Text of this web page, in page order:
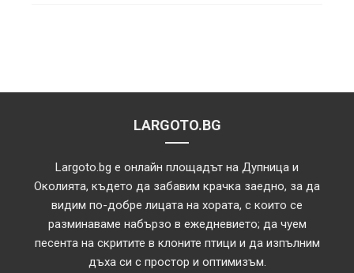
LARGOTO.BG
Largoto.bg е онлайн площадът на Дупница и
Околията, където да забавим крачка заедно, за да
видим по-добре лицата на хората, с които се
разминаваме набързо в ежедневието; да чуем
песента на скритите в клоните птици и да изпълним
дъха си с простор и оптимизъм.